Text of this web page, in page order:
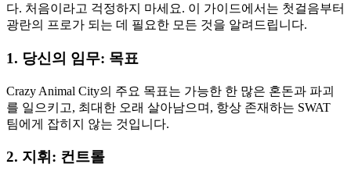
다. 처음이라고 걱정하지 마세요. 이 가이드에서는 첫걸음부터
광란의 프로가 되는 데 필요한 모든 것을 알려드립니다.
1. 당신의 임무: 목표
Crazy Animal City의 주요 목표는 가능한 한 많은 혼돈과 파괴
를 일으키고, 최대한 오래 살아남으며, 항상 존재하는 SWAT
팀에게 잡히지 않는 것입니다.
2. 지휘: 컨트롤